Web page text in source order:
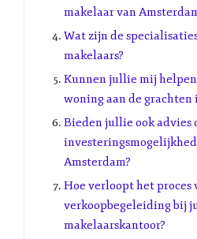
makelaar van
Wat zijn de
makelaars?
Kunnen jullie mij
woning aan de grachten
Bieden jullie ook advies
Amsterdam?
Hoe verloopt het proces
verkoopbegeleiding bij
makelaarskantoor?